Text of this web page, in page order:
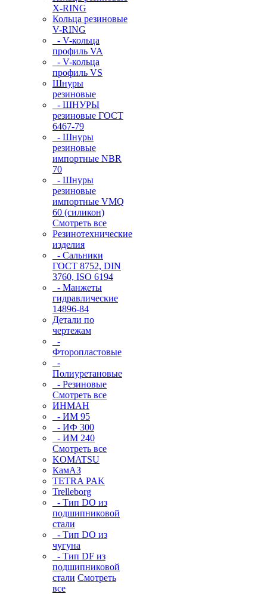
Х-RING
Кольца резиновые
V-RING
- V-кольца
профиль VA
- V-кольца
профиль VS
Шнуры
резиновые
- ШНУРЫ
резиновые ГОСТ
6467-79
- Шнуры
резиновые
импортные NBR
70
- Шнуры
резиновые
импортные VMQ
60 (силикон)
Смотреть все
Резинотехнические
изделия
- Сальники
ГОСТ 8752, DIN
3760, ISO 6194
- Манжеты
гидравлические
14896-84
Детали по
чертежам
-
Фторопластовые
-
Полиуретановые
- Резиновые
Смотреть все
ИНМАН
- ИМ 95
- ИФ 300
- ИМ 240
Смотреть все
KOMATSU
КамАЗ
TETRA PAK
Trelleborg
- Тип DO из
подшипниковой
стали
- Тип DO из
чугуна
- Тип DF из
подшипниковой
стали Смотреть
все